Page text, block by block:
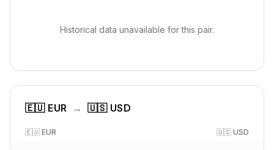
Historical data unavailable for this pair.
🇪🇺 EUR → 🇺🇸 USD
🇪🇺 EUR 🇺🇸 USD